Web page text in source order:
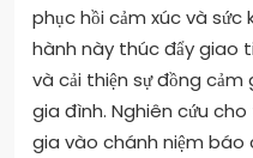
phục hồi cảm xúc và sức
hành này thúc đẩy giao
và cải thiện sự đồng
gia đình. Nghiên cứu
gia vào chánh niệm báo